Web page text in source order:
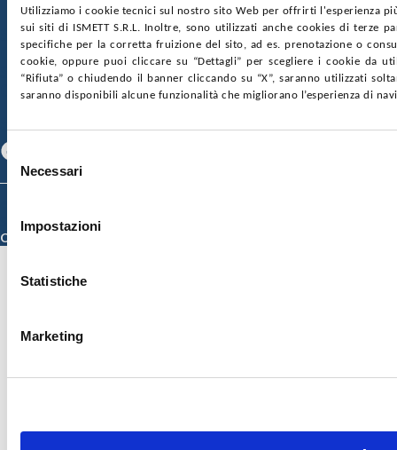
Utilizziamo i cookie tecnici sul nostro sito Web per offrirti l'esperienza
sui siti di ISMETT S.R.L. Inoltre, sono utilizzati anche cookies di terze
specifiche per la corretta fruizione del sito, ad es. prenotazione o
cookie, oppure puoi cliccare su “Dettagli” per scegliere i cookie da
“Rifiuta” o chiudendo il banner cliccando su “X”, saranno utilizzati
saranno disponibili alcune funzionalità che migliorano l’esperienza di
Selezione
delNecessari
Impostazioni
Statistiche
Marketing
SOCIETÀ TRASPARENTE WHISTLEBLOWING
GARE E CONTRATTIPRIVACYCOOKIE POLICY
SOSTIENICIMAPPA DEL SITOACCESSIBILITÀ
CONTATTI
Specializzazione)
Credits